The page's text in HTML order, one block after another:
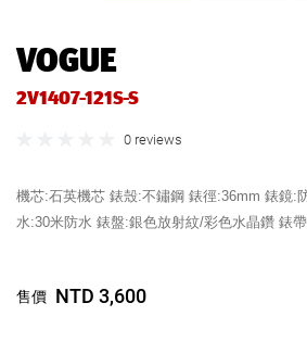
VOGUE
2V1407-121S-S
0 reviews
機芯:石英機芯 錶殼:不鏽鋼 錶徑:36mm 錶鏡:
水:30米防水 錶盤:銀色放射紋/彩色水晶鑽 錶
售價 NTD 3,600